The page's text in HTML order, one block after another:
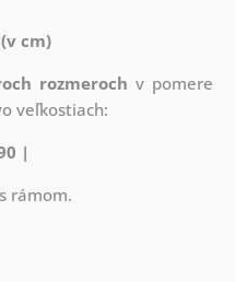
cm)
rozmeroch v pomere
veľkostiach:
|
rámom.